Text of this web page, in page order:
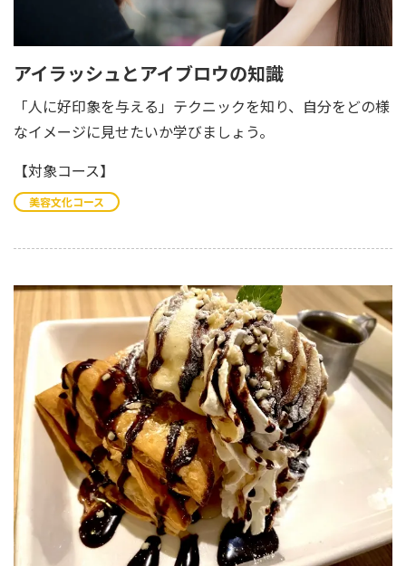
アイラッシュとアイブロウの知識
「人に好印象を与える」テクニックを知り、自分をどの様
なイメージに見せたいか学びましょう。
【対象コース】
美容文化コース